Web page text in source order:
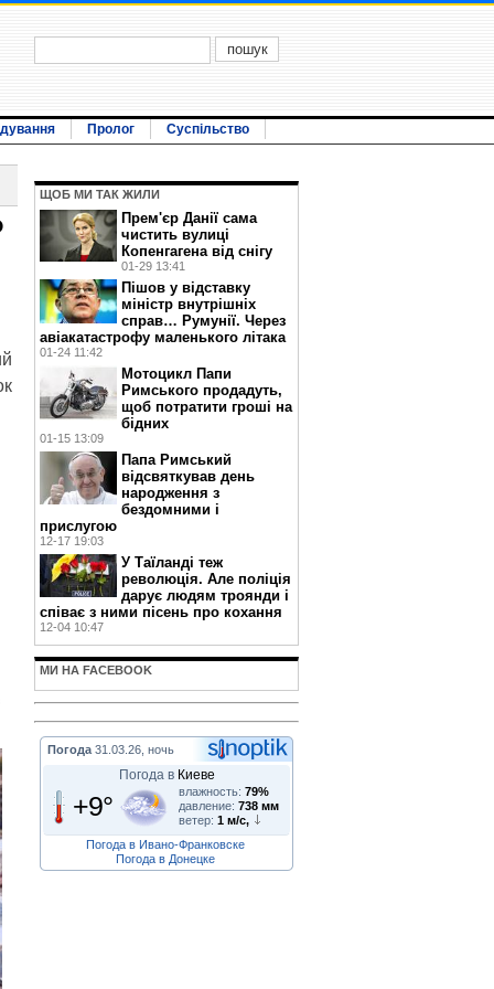
Пролог Суспільство
ЩОБ МИ ТАК ЖИЛИ
Прем'єр Данії сама
чистить вулиці
Копенгагена від снігу
01-29 13:41
Пішов у відставку
міністр внутрішніх
справ… Румунії. Через
авіакатастрофу маленького літака
01-24 11:42
Мотоцикл Папи
Римського продадуть,
щоб потратити гроші на
бідних
01-15 13:09
Папа Римський
відсвяткував день
народження з
бездомними і
прислугою
12-17 19:03
У Таїланді теж
революція. Але поліція
дарує людям троянди і
співає з ними пісень про кохання
12-04 10:47
МИ НА FACEBOOK
Погода 31.03.26, ночь
Погода в Киеве
+9° влажность: 79%
давление: 738 мм
ветер: 1 м/с,
Погода в Ивано-Франковске
Погода в Донецке